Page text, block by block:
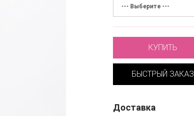
КУПИТЬ
БЫСТРЫЙ ЗАКАЗ
Доставка